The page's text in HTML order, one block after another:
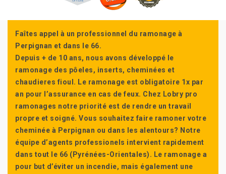
Faîtes appel à un professionnel du ramonage à
Perpignan et dans le 66.
Depuis + de 10 ans, nous avons développé le
ramonage des pôeles, inserts, cheminées et
chaudieres fioul. Le ramonage est obligatoire 1x par
an pour l’assurance en cas de feux. Chez Lobry pro
ramonages notre priorité est de rendre un travail
propre et soigné. Vous souhaitez faire ramoner votre
cheminée à Perpignan ou dans les alentours? Notre
équipe d’agents professionels intervient rapidement
dans tout le 66 (Pyrénées-Orientales). Le ramonage a
pour but d’éviter un incendie, mais également une